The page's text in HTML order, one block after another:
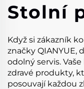
Stolní
Když si zákazník
značky QIANYUE,
odolný servis.
zdravé produkty,
posouvají každou